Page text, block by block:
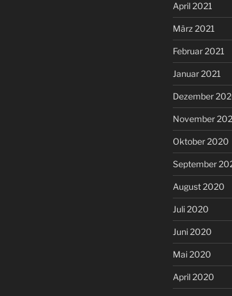
April 2021
März 2021
Februar 2021
Januar 2021
Dezember
November
Oktober 2020
September
August 2020
Juli 2020
Juni 2020
Mai 2020
April 2020